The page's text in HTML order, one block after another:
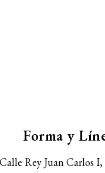
Forma y
Rey Juan Carlos I,